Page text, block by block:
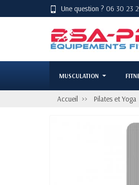
Une question ? 06 30 23
MUSCULATION
Accueil Pilates et Yoga